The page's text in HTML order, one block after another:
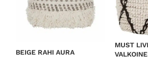
b
y
l
t
BEIGE RAHI AURA
MUST